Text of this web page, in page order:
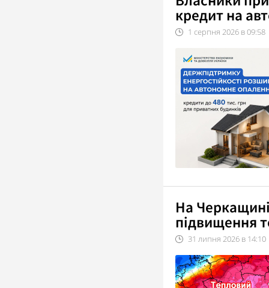
кредит на
1 серпня 2026 в09:58
На
підвищення
31 липня 2026 в 14:10